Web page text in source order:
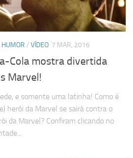
HUMOR / VÍDEO 7 MAR, 2016
Cola mostra divertida
Marvel!
e somente uma latinha! Como é
herói da Marvel se sairá contra o
da Marvel? Confiram clicando no